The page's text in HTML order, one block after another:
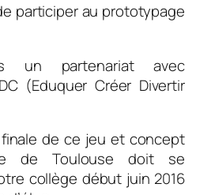
participer au prototypage
un partenariat avec
(Eduquer Créer Divertir
de ce jeu et concept
de Toulouse doit se
collège début juin 2016